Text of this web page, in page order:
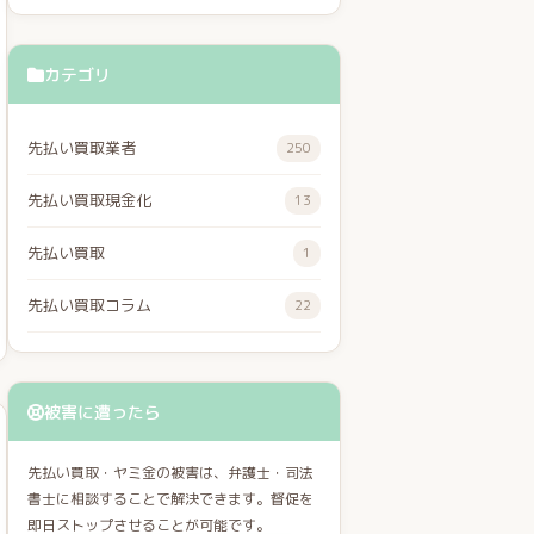
カテゴリ
先払い買取業者 250
先払い買取現金化 13
先払い買取 1
先払い買取コラム 22
被害に遭ったら
先払い買取・ヤミ金の被害は、弁護士・司法
書士に相談することで解決できます。督促を
即日ストップさせることが可能です。